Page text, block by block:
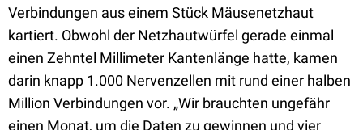
Verbindungen aus einem Stück Mäusenetzhaut
kartiert. Obwohl der Netzhautwürfel gerade einmal
einen Zehntel Millimeter Kantenlänge hatte, kamen
darin knapp 1.000 Nervenzellen mit rund einer halben
Million Verbindungen vor. „Wir brauchten ungefähr
einen Monat, um die Daten zu gewinnen und vier